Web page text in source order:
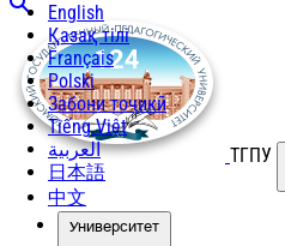
English
Қазақ тілі
Français
Polski
Забони тоҷикӣ
Tiếng Việt
العربية
日本語
中文
ТГПУ
Университет